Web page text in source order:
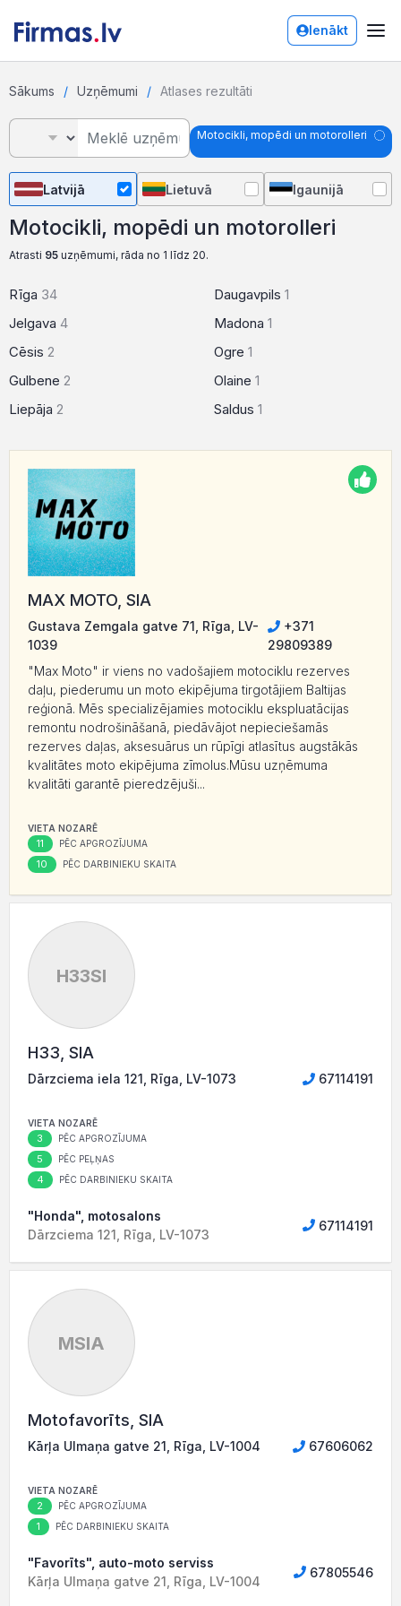
Ienākt
Sākums Uzņēmumi Atlases rezultāti
Motocikli, mopēdi un motorolleri
Latvijā Lietuvā Igaunijā
Motocikli, mopēdi un motorolleri
Atrasti 95 uzņēmumi, rāda no 1 līdz 20.
Rīga 34
Jelgava 4
Cēsis 2
Gulbene 2
Liepāja 2
Daugavpils 1
Madona 1
Ogre 1
Olaine 1
Saldus 1
MAX MOTO, SIA
Gustava Zemgala gatve 71, Rīga, LV-
1039
+371
29809389
"Max Moto" ir viens no vadošajiem motociklu rezerves
daļu, piederumu un moto ekipējuma tirgotājiem Baltijas
reģionā. Mēs specializējamies motociklu ekspluatācijas
remontu nodrošināšanā, piedāvājot nepieciešamās
rezerves daļas, aksesuārus un rūpīgi atlasītus augstākās
kvalitātes moto ekipējuma zīmolus.Mūsu uzņēmuma
kvalitāti garantē pieredzējuši...
VIETA NOZARĒ
11 PĒC APGROZĪJUMA
10 PĒC DARBINIEKU SKAITA
H33SI
H33, SIA
Dārzciema iela 121, Rīga, LV-1073 67114191
VIETA NOZARĒ
3 PĒC APGROZĪJUMA
5 PĒC PEĻŅAS
4 PĒC DARBINIEKU SKAITA
"Honda", motosalons
Dārzciema 121, Rīga, LV-1073
67114191
MSIA
Motofavorīts, SIA
Kārļa Ulmaņa gatve 21, Rīga, LV-1004 67606062
VIETA NOZARĒ
2 PĒC APGROZĪJUMA
1 PĒC DARBINIEKU SKAITA
"Favorīts", auto-moto serviss
Kārļa Ulmaņa gatve 21, Rīga, LV-1004
67805546